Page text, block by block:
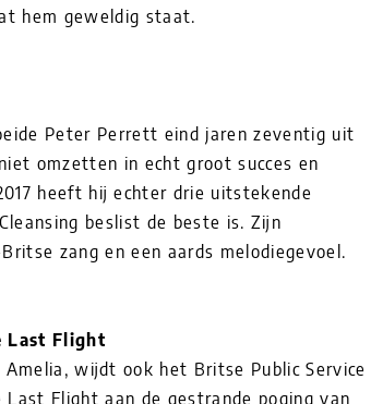
hem geweldig staat.
Peter Perrett eind jaren zeventig uit
omzetten in echt groot succes en
heeft hij echter drie uitstekende
beslist de beste is. Zijn
zang en een aards melodiegevoel.
Last Flight
wijdt ook het Britse Public Service
Flight aan de gestrande poging van